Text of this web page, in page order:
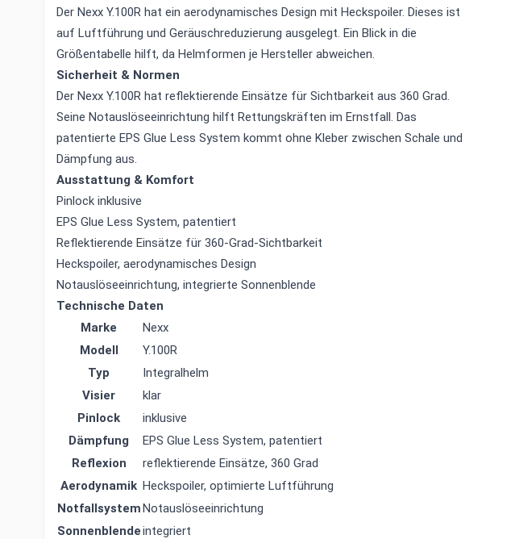
Der Nexx Y.100R hat ein aerodynamisches Design mit Heckspoiler. Dieses ist
auf Luftführung und Geräuschreduzierung ausgelegt. Ein Blick in die
Größentabelle hilft, da Helmformen je Hersteller abweichen.
Sicherheit & Normen
Der Nexx Y.100R hat reflektierende Einsätze für Sichtbarkeit aus 360 Grad.
Seine Notauslöseeinrichtung hilft Rettungskräften im Ernstfall. Das
patentierte EPS Glue Less System kommt ohne Kleber zwischen Schale und
Dämpfung aus.
Ausstattung & Komfort
Pinlock inklusive
EPS Glue Less System, patentiert
Reflektierende Einsätze für 360-Grad-Sichtbarkeit
Heckspoiler, aerodynamisches Design
Notauslöseeinrichtung, integrierte Sonnenblende
Technische Daten
Marke
Nexx
Modell
Y.100R
Typ
Integralhelm
Visier
klar
Pinlock
inklusive
Dämpfung
EPS Glue Less System, patentiert
Reflexion
reflektierende Einsätze, 360 Grad
Aerodynamik Heckspoiler, optimierte Luftführung
NotfallsystemNotauslöseeinrichtung
Sonnenblendeintegriert